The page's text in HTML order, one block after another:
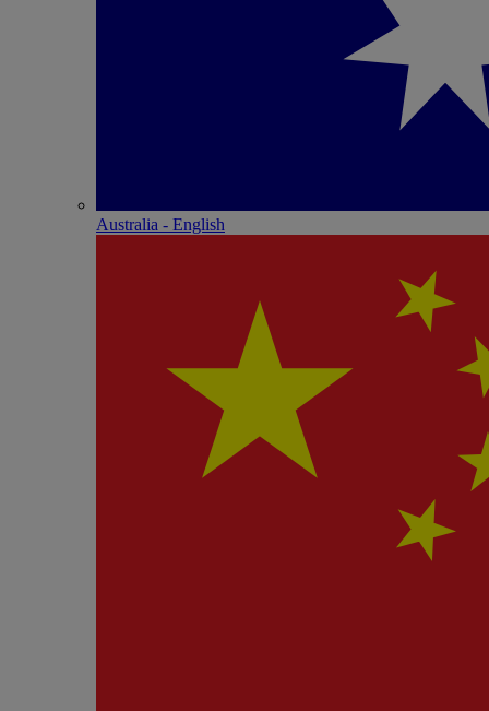
Australia - English